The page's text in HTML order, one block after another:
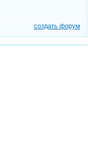
создать форум